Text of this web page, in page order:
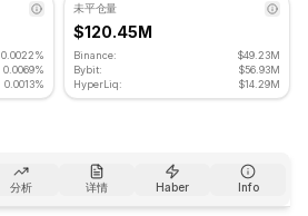
0.0022%
0.0069%
0.0013%
未平仓量
$120.45M
Binance:
$49.23M
Bybit:
$56.93M
HyperLiq:
$14.29M
分析 详情 Haber Info